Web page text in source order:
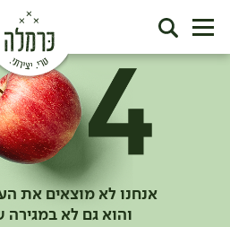
אנחנו לא מוצאים את
והוא גם לא